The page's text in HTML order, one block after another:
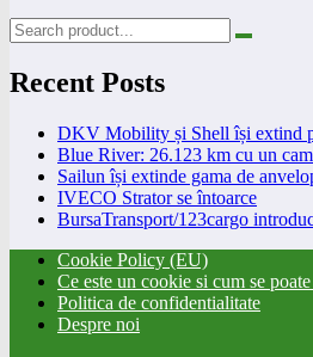
Recent Posts
DKV Mobility și Shell își extind
Blue River: 26.123 km cu un
Sailun își extinde gama de
IVECO Strator se întoarce
BursaTransport/123cargo
Cookie Policy (EU)
Ce este un cookie si cum se
Politica de confidentialitate
Despre noi